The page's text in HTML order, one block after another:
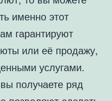
именно этот
гарантируют
или её продажу,
услугами.
получаете ряд